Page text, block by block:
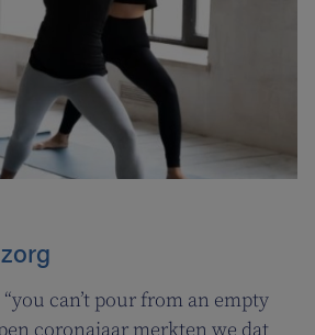
can’t pour from an empty